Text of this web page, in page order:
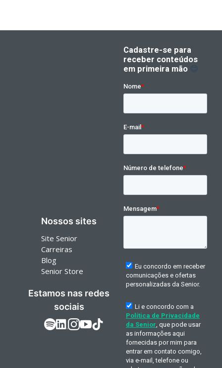
Nossos sites
Site Senior
Carreiras
Blog
Senior Store
Estamos nas redes
sociais